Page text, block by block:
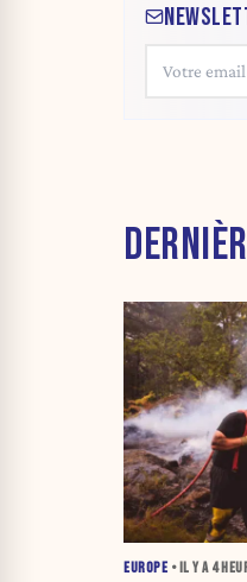
EUROPE • IL Y A 4